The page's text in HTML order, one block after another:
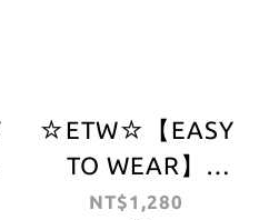
☆ETW☆【EASY
TO WEAR】
CARHARTT WIP
NT$1,280